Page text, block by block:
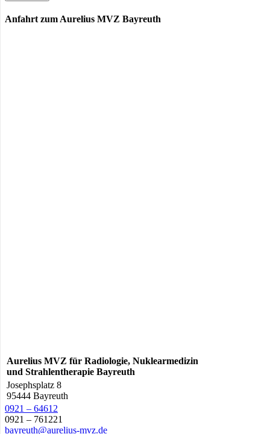
Anfahrt zum Aurelius MVZ Bayreuth
Aurelius MVZ für Radiologie, Nuklearmedizin
und Strahlentherapie Bayreuth
Josephsplatz 8
95444 Bayreuth
0921 – 64612
0921 – 761221
bayreuth@aurelius-mvz.de